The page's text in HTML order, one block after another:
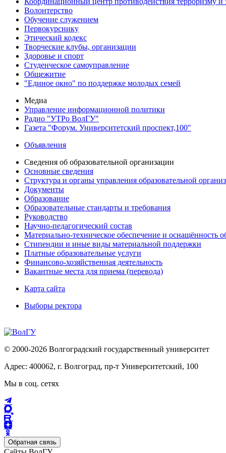
Волонтерство
Обучение служением
Первокурснику
Этический кодекс
Творческие клубы, организации
Здоровье и спорт
Студенческое самоуправление
Общежитие
"Единое окно" по поддержке молодых семей
Медиа
Управление информационной политики
Радио "УТРо ВолГУ"
Газета "Форум. Университетский проспект,100"
Объявления
Сведения об образовательной организации
Основные сведения
Структура и органы управления образовательной
Документы
Образование
Образовательные стандарты и требования
Руководство
Научно-педагогический состав
Материально-техническое обеспечение и оснащённость
Стипендии и иные виды материальной поддержки
Платные образовательные услуги
Финансово-хозяйственная деятельность
Вакантные места для приема (перевода)
Карта сайта
Выборы ректора
© 2000-2026 Волгоградский государственный университет
Адрес: 400062, г. Волгоград, пр-т Университетский, 100
Мы в соц. сетях
Обратная связь